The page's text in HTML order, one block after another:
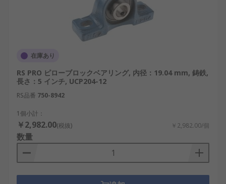
要視される部品であるため、実績のあるメーカーか
らの供給が一般的です。国内外には品質と技術力で
評価される企業が多数存在します。
RS Pro：幅広い産業部品を展開し、安定した
SKF：世界的に知られるベアリングメーカー
で、高精度な製品を展開しています。
INA：精密機械分野で評価の高いブランドで、
耐久性に優れた設計が特徴です。
日本精工（Nippon Seiko）：国内メーカーと
して、長年の技術蓄積を持っています。
Igus：樹脂材料を活用した独自技術で、メン
テナンス性に配慮した製品を展開していま
在庫あり
RS PRO ピローブロックベアリング, 内径：19.04 mm, 鋳鉄,
長さ：5 インチ, UCP204-12
RS品番 750-8942
1個小計：
￥2,982.00(税抜) ￥2,982.00/個
数量